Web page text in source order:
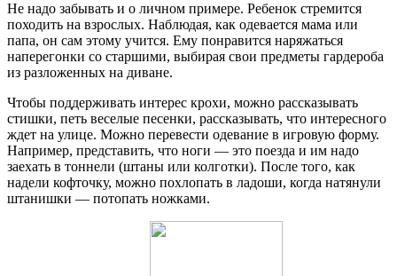
Не надо забывать и о личном примере. Ребенок стремится
походить на взрослых. Наблюдая, как одевается мама или
папа, он сам этому учится. Ему понравится наряжаться
наперегонки со старшими, выбирая свои предметы гардероба
из разложенных на диване.
Чтобы поддерживать интерес крохи, можно рассказывать
стишки, петь веселые песенки, рассказывать, что интересного
ждет на улице. Можно перевести одевание в игровую форму.
Например, представить, что ноги — это поезда и им надо
заехать в тоннели (штаны или колготки). После того, как
надели кофточку, можно похлопать в ладоши, когда натянули
штанишки — потопать ножками.